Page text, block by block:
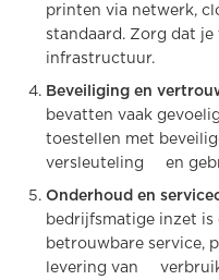
printen via netwerk,
standaard. Zorg dat
infrastructuur.
Beveiliging en
bevatten vaak
toestellen met
versleuteling en
Onderhoud en
bedrijfsmatige inzet is
betrouwbare service,
levering van